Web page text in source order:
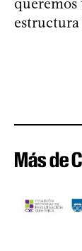
estructura
Más de